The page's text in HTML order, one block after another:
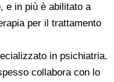
e in più è abilitato a
per il trattamento
in psichiatria.
collabora con lo